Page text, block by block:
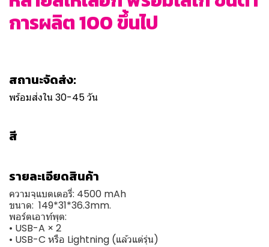
การผลิต 100 ขึ้นไป
สถานะจัดส่ง:
พร้อมส่งใน 30-45 วัน
สี
รายละเอียดสินค้า
ความจุแบตเตอรี่: 4500 mAh
ขนาด: 149*31*36.3mm.
พอร์ตเอาท์พุต:
• USB-A × 2
• USB-C หรือ Lightning (แล้วแต่รุ่น)